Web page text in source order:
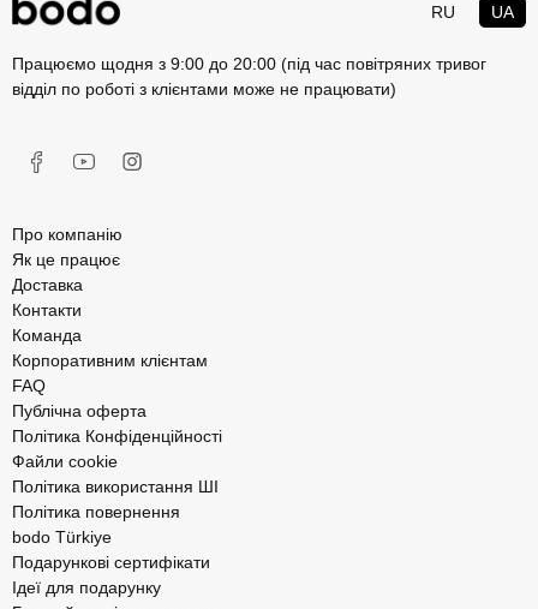
RU UA
Працюємо щодня з 9:00 до 20:00 (під час повітряних тривог
відділ по роботі з клієнтами може не працювати)
Про компанію
Як це працює
Доставка
Контакти
Команда
Корпоративним клієнтам
FAQ
Публічна оферта
Політика Конфіденційності
Файли cookie
Політика використання ШІ
Політика повернення
bodo Türkiye
Подарункові сертифікати
Ідеї для подарунку